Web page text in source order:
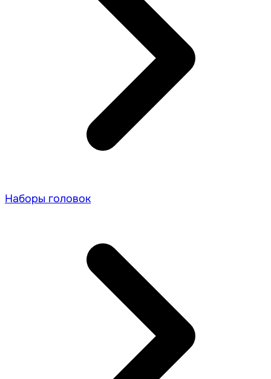
Наборы головок